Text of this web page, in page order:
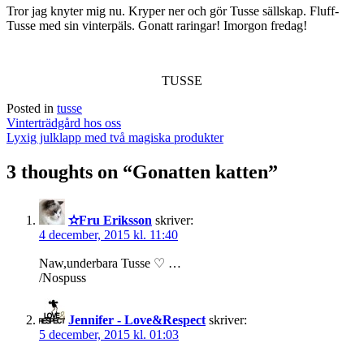
Tror jag knyter mig nu. Kryper ner och gör Tusse sällskap. Fluff-
Tusse med sin vinterpäls. Gonatt raringar! Imorgon fredag!
TUSSE
Posted in tusse
Post
navigation
Vinterträdgård hos oss
Lyxig julklapp med två magiska produkter
3 thoughts on “Gonatten katten”
✫Fru Eriksson skriver:
4 december, 2015 kl. 11:40
Naw,underbara Tusse ♡ …
/Nospuss
Jennifer - Love&Respect skriver:
5 december, 2015 kl. 01:03